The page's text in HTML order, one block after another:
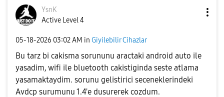
YsnK
Active Level 4
‎05-18-2026 03:02 AM in Giyilebilir Cihazlar
Bu tarz bi cakisma sorununu aractaki android auto ile
yasadim, wifi ile bluetooth cakistiginda seste atlama
yasamaktaydim. sorunu gelistirici seceneklerindeki
Avdcp surumunu 1.4'e dusurerek cozdum.